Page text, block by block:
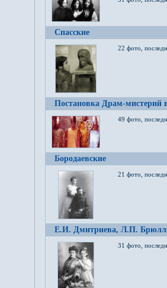
Спасские
22 фото,
Постановка Драм-мистерий
49 фото,
Бородаевские
21 фото,
Е.И. Дмитриева, Л.П.
31 фото,